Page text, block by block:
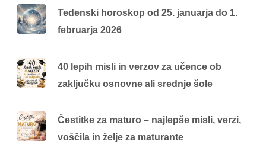
Tedenski horoskop od 25. januarja do 1.
februarja 2026
40 lepih misli in verzov za učence ob
zaključku osnovne ali srednje šole
Čestitke za maturo – najlepše misli, verzi,
voščila in želje za maturante